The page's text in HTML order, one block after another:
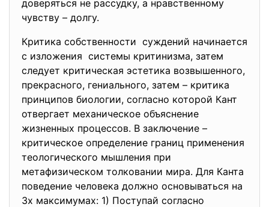
доверяться не рассудку, а нравственному
чувству – долгу.
Критика собственности суждений начинается
с изложения системы критинизма, затем
следует критическая эстетика возвышенного,
прекрасного, гениального, затем – критика
принципов биологии, согласно которой Кант
отвергает механическое объяснение
жизненных процессов. В заключение –
критическое определение границ применения
теологического мышления при
метафизическом толковании мира. Для Канта
поведение человека должно основываться на
3х максимумах: 1) Поступай согласно